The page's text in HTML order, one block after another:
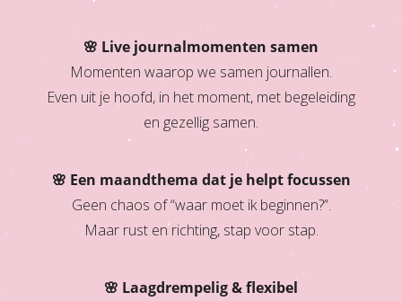
🌸 Live journalmomenten samen
Momenten waarop we samen journallen.
Even uit je hoofd, in het moment, met begeleiding
en gezellig samen.
🌸 Een maandthema dat je helpt focussen
Geen chaos of “waar moet ik beginnen?”.
Maar rust en richting, stap voor stap.
🌸 Laagdrempelig & flexibel